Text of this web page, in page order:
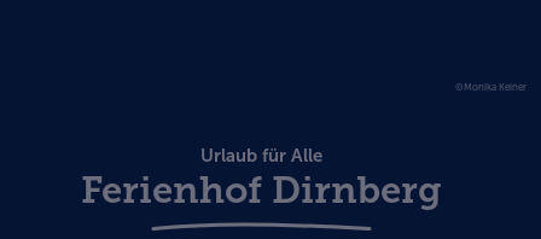
©Monika Keiner
Urlaub für Alle
Ferienhof Dirnberg